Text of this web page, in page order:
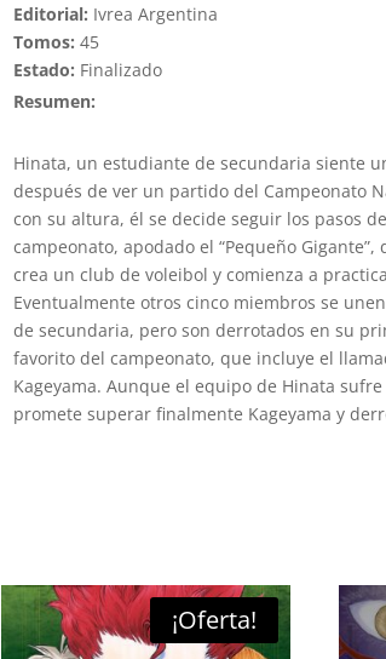
Editorial: Ivrea Argentina
Tomos: 45
Estado: Finalizado
Resumen:
Hinata, un estudiante de secundaria siente
después de ver un partido del Campeonato
con su altura, él se decide seguir los pasos
campeonato, apodado el “Pequeño Gigante”,
crea un club de voleibol y comienza a
Eventualmente otros cinco miembros se
de secundaria, pero son derrotados en su
favorito del campeonato, que incluye el
Kageyama. Aunque el equipo de Hinata
promete superar finalmente Kageyama y
¡Oferta!